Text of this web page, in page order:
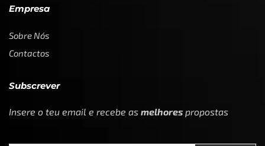
Empresa
Sobre Nós
Contactos
Subscrever
Insere o teu email e recebe as melhores propostas